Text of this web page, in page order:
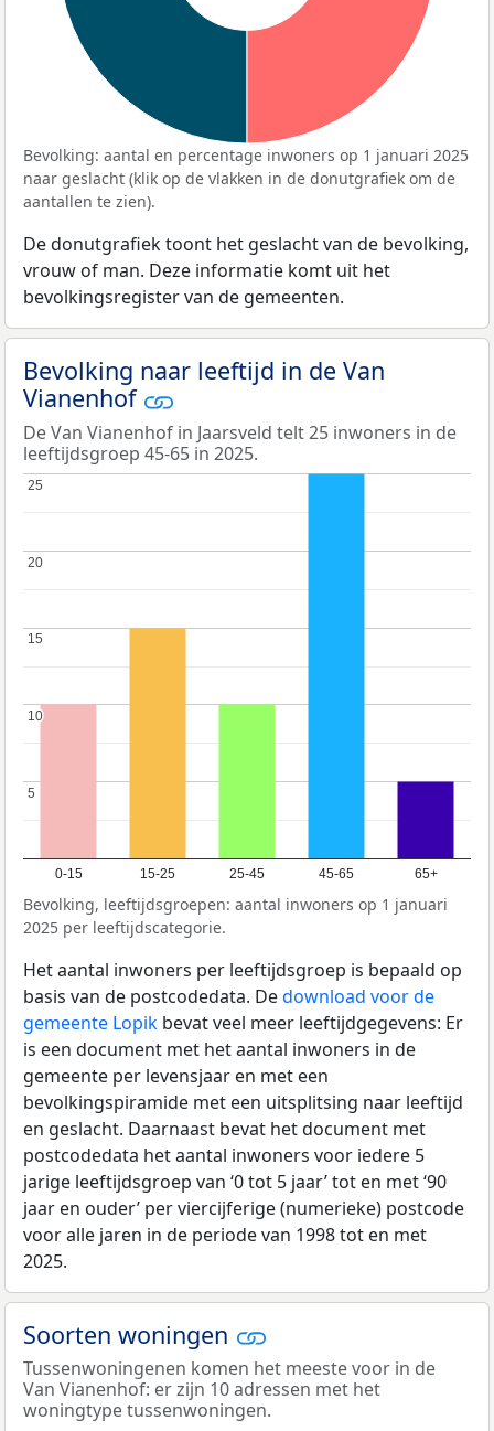
Bevolking: aantal en percentage inwoners op 1 januari 2025
naar geslacht (klik op de vlakken in de donutgrafiek om de
aantallen te zien).
De donutgrafiek toont het geslacht van de bevolking,
vrouw of man. Deze informatie komt uit het
bevolkingsregister van de gemeenten.
Bevolking naar leeftijd in de Van
Vianenhof
De Van Vianenhof in Jaarsveld telt 25 inwoners in de
leeftijdsgroep 45-65 in 2025.
0-15 15-25 25-45 45-65 65+
5
5
10
10
15
15
20
20
25
25
Bevolking, leeftijdsgroepen: aantal inwoners op 1 januari
2025 per leeftijdscategorie.
Het aantal inwoners per leeftijdsgroep is bepaald op
basis van de postcodedata. Dedownload voor de
gemeente Lopik bevat veel meer leeftijdgegevens: Er
is een document met het aantal inwoners in de
gemeente per levensjaar en met een
bevolkingspiramide met een uitsplitsing naar leeftijd
en geslacht. Daarnaast bevat het document met
postcodedata het aantal inwoners voor iedere 5
jarige leeftijdsgroep van ‘0 tot 5 jaar’ tot en met ‘90
jaar en ouder’ per viercijferige (numerieke) postcode
voor alle jaren in de periode van 1998 tot en met
2025.
Soorten woningen
Tussenwoningenen komen het meeste voor in de
Van Vianenhof: er zijn 10 adressen met het
woningtype tussenwoningen.